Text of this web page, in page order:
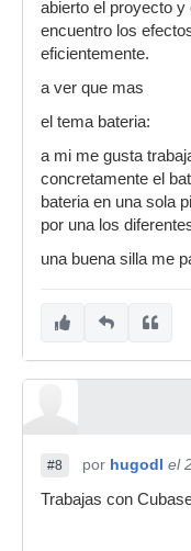
abierto el proyecto y
encuentro los
eficientemente.
a ver que mas
el tema bateria:
a mi me gusta
concretamente el
bateria en una sola
por una los
una buena silla me
#8 por hugodl el
Trabajas con